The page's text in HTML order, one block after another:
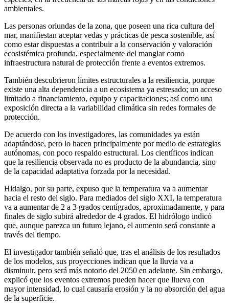
ambientales.
Las personas oriundas de la zona, que poseen una rica cultura del
mar, manifiestan aceptar vedas y prácticas de pesca sostenible, así
como estar dispuestas a contribuir a la conservación y valoración
ecosistémica profunda, especialmente del manglar como
infraestructura natural de protección frente a eventos extremos.
También descubrieron límites estructurales a la resiliencia, porque
existe una alta dependencia a un ecosistema ya estresado; un acceso
limitado a financiamiento, equipo y capacitaciones; así como una
exposición directa a la variabilidad climática sin redes formales de
protección.
De acuerdo con los investigadores, las comunidades ya están
adaptándose, pero lo hacen principalmente por medio de estrategias
autónomas, con poco respaldo estructural. Los científicos indican
que la resiliencia observada no es producto de la abundancia, sino
de la capacidad adaptativa forzada por la necesidad.
Hidalgo, por su parte, expuso que la temperatura va a aumentar
hacia el resto del siglo. Para mediados del siglo XXI, la temperatura
va a aumentar de 2 a 3 grados centígrados, aproximadamente, y para
finales de siglo subirá alrededor de 4 grados. El hidrólogo indicó
que, aunque parezca un futuro lejano, el aumento será constante a
través del tiempo.
El investigador también señaló que, tras el análisis de los resultados
de los modelos, sus proyecciones indican que la lluvia va a
disminuir, pero será más notorio del 2050 en adelante. Sin embargo,
explicó que los eventos extremos pueden hacer que llueva con
mayor intensidad, lo cual causaría erosión y la no absorción del agua
de la superficie.